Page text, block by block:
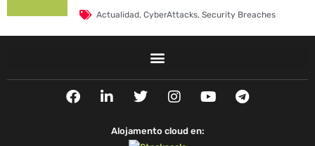
Actualidad, CyberAttacks, Security Breaches
F
a
L
i
k
T
w
t
t
I
n
t
a
Y
o
T
e
Alojamento cloud en: